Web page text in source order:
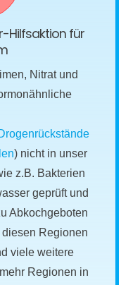
Hilfsaktion für
Nitrat und
) nicht in unser
z.B. Bakterien
geprüft und
Abkochgeboten
Regionen
viele weitere
Regionen in